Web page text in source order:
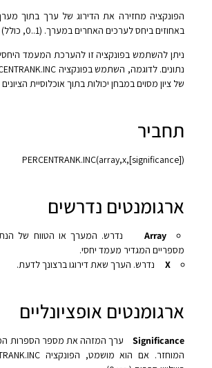
הפונקציה מחזירה את הדירוג של ערך בתוך
באחוזים ביחס לערכים האחרים במערך. (‎0..1, כולל)
ניתן להשתמש בפונקציה זו להערכת המעמד
של ציון מסוים במבחן יכולות בתוך אוכלוסיית
תחביר
PERCENTRANK.INC(array,x,[significance])‎
ארגומנטים נדרשים
Array נדרש. המערך או הטווח של
מספריים המגדיר מעמד יחסי.
X נדרש. הערך שאת דירוגו ברצונך לדעת.
ארגומנטים אופציונליים
Significance ערך המזהה את מספר הספרות